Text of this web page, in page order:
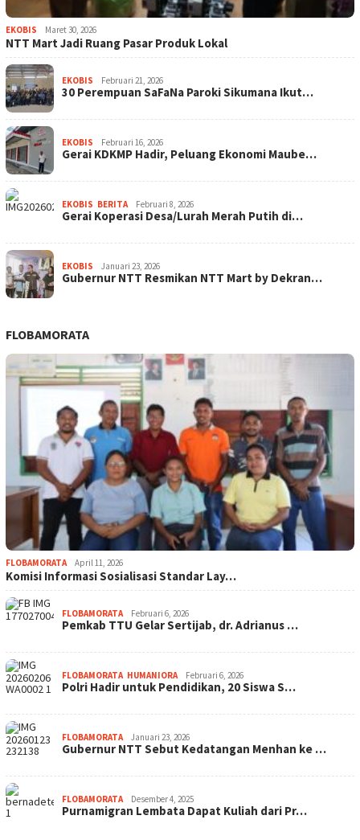
EKOBIS Maret 30, 2026
NTT Mart Jadi Ruang Pasar Produk Lokal
EKOBIS Februari 21, 2026
30 Perempuan SaFaNa Paroki Sikumana Ikut…
EKOBIS Februari 16, 2026
Gerai KDKMP Hadir, Peluang Ekonomi Maube…
EKOBIS BERITA Februari 8, 2026
Gerai Koperasi Desa/Lurah Merah Putih di…
EKOBIS Januari 23, 2026
Gubernur NTT Resmikan NTT Mart by Dekran…
FLOBAMORATA
FLOBAMORATA April 11, 2026
Komisi Informasi Sosialisasi Standar Lay…
FLOBAMORATA Februari 6, 2026
Pemkab TTU Gelar Sertijab, dr. Adrianus …
FLOBAMORATA, HUMANIORA Februari 6, 2026
Polri Hadir untuk Pendidikan, 20 Siswa S…
FLOBAMORATA Januari 23, 2026
Gubernur NTT Sebut Kedatangan Menhan ke …
FLOBAMORATA Desember 4, 2025
Purnamigran Lembata Dapat Kuliah dari Pr…